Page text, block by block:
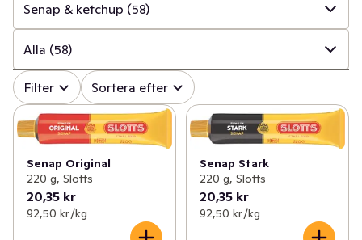
Senap & ketchup (58)
✓ Alla (1707)
✓ Baljväxter & konserver
✓ Pasta & pastasås (215)
✓ Tex mex (125)
Asien (224)
Alla (58)
✓ Alla (58)
✓ Tomatpuré (8)
✓ Tomatketchup
✓ Senap
Filter Sortera efter
Senap Original
220 g, Slotts
20,35 kr
92,50 kr /kg
Senap Stark
220 g, Slotts
20,35 kr
92,50 kr /kg